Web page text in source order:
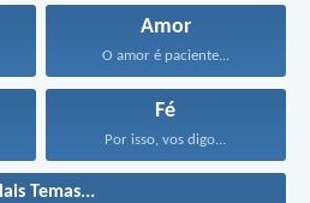
Amor
O amor é paciente...
Fé
Por isso, vos digo...
Temas...